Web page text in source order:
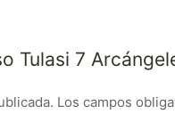
Tulasi 7
Los campos